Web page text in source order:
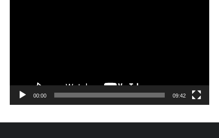
00:00 09:42